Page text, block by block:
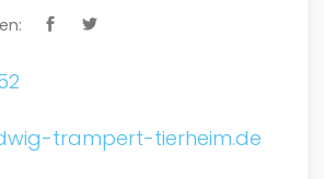
trampert-tierheim.de